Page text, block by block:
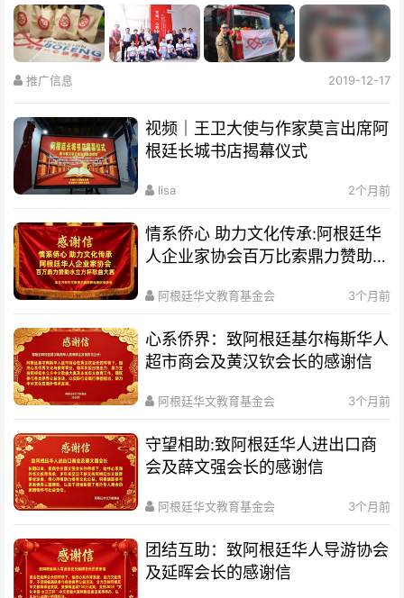
推广信息 2019-12-17
视频｜王卫大使与作家莫言出席阿
根廷长城书店揭幕仪式
lisa 2个月前
情系侨心 助力文化传承:阿根廷华
人企业家协会百万比索鼎力赞助水
阿根廷华文教育基金会 3个月前
心系侨界​：致阿根廷基尔梅斯华人
超市商会及黄汉钦会长的感谢信
阿根廷华文教育基金会 3个月前
守望相助:致阿根廷华人进出口商
会及薛文强会长的感谢信
阿根廷华文教育基金会 3个月前
团结互助：致阿根廷华人导游协会
及延晖会长的感谢信